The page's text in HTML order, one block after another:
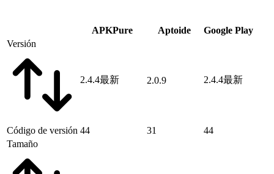
APKPure Aptoide
Google Play
Versión
2.4.4最新 2.0.9 2.4.4最新
Código de versión 44 31
44
Tamaño